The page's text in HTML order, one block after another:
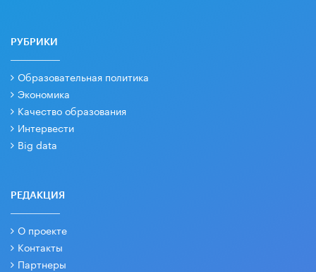
РУБРИКИ
Образовательная политика
Экономика
Качество образования
Интервести
Big data
РЕДАКЦИЯ
О проекте
Контакты
Партнеры